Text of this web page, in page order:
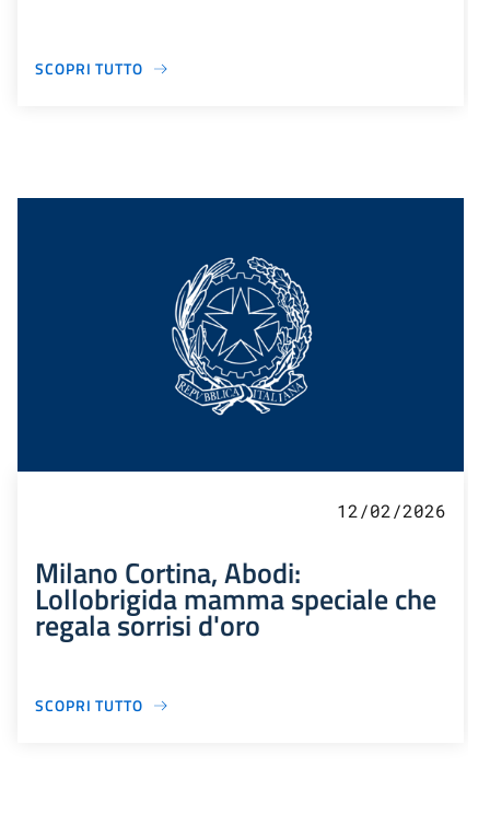
SCOPRI TUTTO
12/02/2026
Milano Cortina, Abodi:
Lollobrigida mamma speciale che
regala sorrisi d'oro
SCOPRI TUTTO